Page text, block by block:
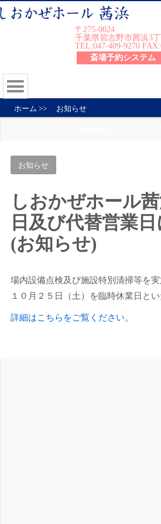
〒275-0024
千葉県習志野市茜浜3
TEL:047-409-9270
斎場予約システム
ホーム >> お知らせ
お知らせ
しおかぜホール
日及び代替営業
(お知らせ)
場内設備点検及び施設特別清掃等を
１０月２５日（土）を臨時休業日とい
詳細はこちらをご覧ください。